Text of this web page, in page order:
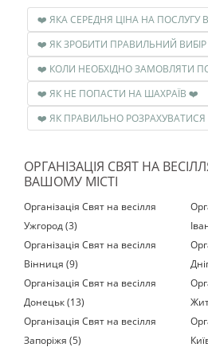
❤️ ЯК НЕ ПОПАСТИ НА ШАХРАЇВ ❤️
ОРГАНІЗАЦІЯ СВЯТ НА
ВАШОМУ МІСТІ
Організація Свят на весілля
Ужгород (3)
Організація Свят на весілля
Вінниця (9)
Організація Свят на весілля
Донецьк (13)
Організація Свят на весілля
Запоріжя (5)